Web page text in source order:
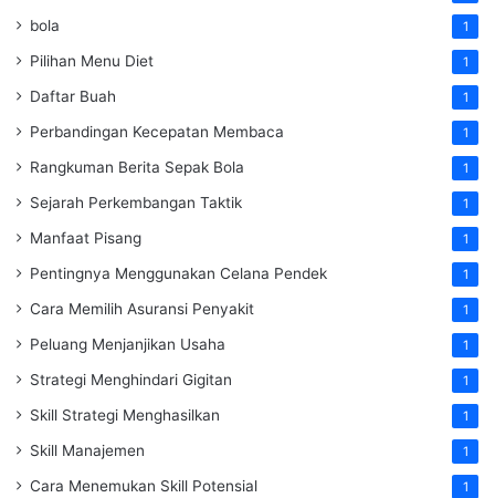
bola 1
Pilihan Menu Diet 1
Daftar Buah 1
Perbandingan Kecepatan Membaca 1
Rangkuman Berita Sepak Bola 1
Sejarah Perkembangan Taktik 1
Manfaat Pisang 1
Pentingnya Menggunakan Celana Pendek 1
Cara Memilih Asuransi Penyakit 1
Peluang Menjanjikan Usaha 1
Strategi Menghindari Gigitan 1
Skill Strategi Menghasilkan 1
Skill Manajemen 1
Cara Menemukan Skill Potensial 1